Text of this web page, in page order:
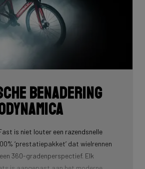
benadering
is niet louter een razendsnelle
‘prestatiepakket’ dat wielrennen
360-gradenperspectief. Elk